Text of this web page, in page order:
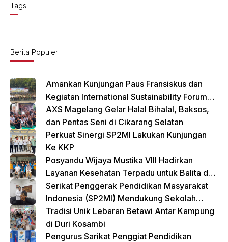
o
o
k
Tags
Berita Populer
Amankan Kunjungan Paus Fransiskus dan
Kegiatan International Sustainability Forum
(ISF) 2024 TNI-Polri Gelar Apel Pasukan
Gabungan
AXS Magelang Gelar Halal Bihalal, Baksos,
dan Pentas Seni di Cikarang Selatan
Perkuat Sinergi SP2MI Lakukan Kunjungan
Ke KKP
Posyandu Wijaya Mustika VIII Hadirkan
Layanan Kesehatan Terpadu untuk Balita dan
Lansia
Serikat Penggerak Pendidikan Masyarakat
Indonesia (SP2MI) Mendukung Sekolah
Rakyat yang Digagas oleh Kemensos
Tradisi Unik Lebaran Betawi Antar Kampung
di Duri Kosambi
Pengurus Sarikat Penggiat Pendidikan